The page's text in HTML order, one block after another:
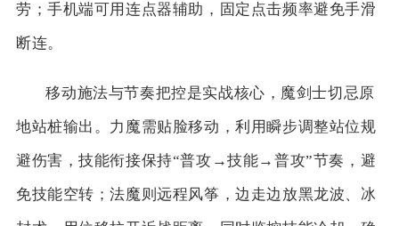
劳；手机端可用连点器辅助，固定点击频率避免手滑
断连。
移动施法与节奏把控是实战核心，魔剑士切忌原
地站桩输出。力魔需贴脸移动，利用瞬步调整站位规
避伤害，技能衔接保持“普攻→技能→普攻”节奏，避
免技能空转；法魔则远程风筝，边走边放黑龙波、冰